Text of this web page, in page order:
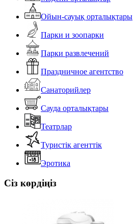
Ойын-сауық орталықтары
Парки и зоопарки
Парки развлечений
Праздничное агентство
Санаторийлер
Сауда орталықтары
Театрлар
Туристік агенттік
Эротика
Сіз көрдіңіз